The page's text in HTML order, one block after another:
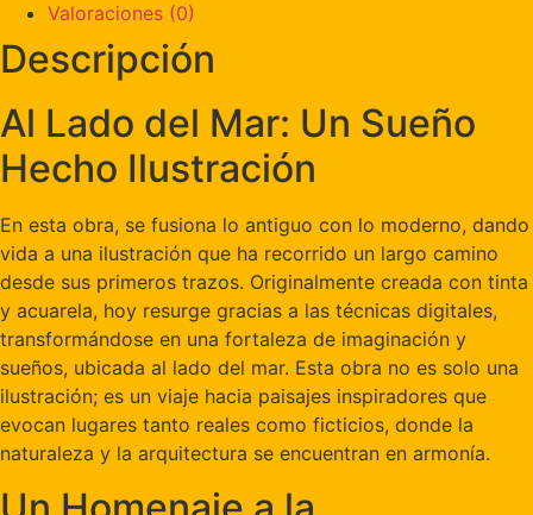
Valoraciones (0)
Descripción
Al Lado del Mar: Un Sueño
Hecho Ilustración
En esta obra, se fusiona lo antiguo con lo moderno, dando
vida a una ilustración que ha recorrido un largo camino
desde sus primeros trazos. Originalmente creada con tinta
y acuarela, hoy resurge gracias a las técnicas digitales,
transformándose en una fortaleza de imaginación y
sueños, ubicada al lado del mar. Esta obra no es solo una
ilustración; es un viaje hacia paisajes inspiradores que
evocan lugares tanto reales como ficticios, donde la
naturaleza y la arquitectura se encuentran en armonía.